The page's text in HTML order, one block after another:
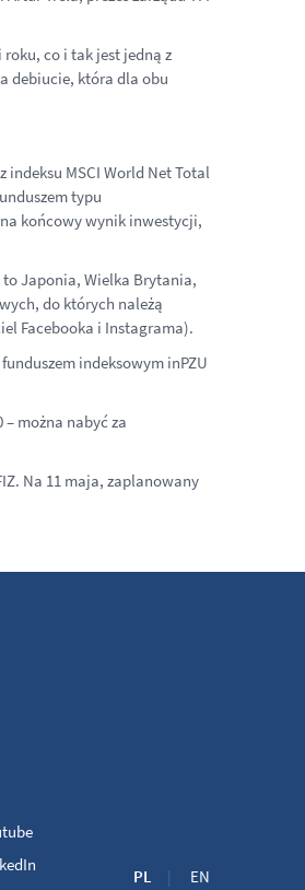
roku, co i tak jest jedną z
debiucie, która dla obu
MSCI World Net Total
typu
końcowy wynik inwestycji,
to Japonia, Wielka Brytania,
do których należą
Facebooka i Instagrama).
indeksowym inPZU
można nabyć za
Na 11 maja, zaplanowany
PL EN